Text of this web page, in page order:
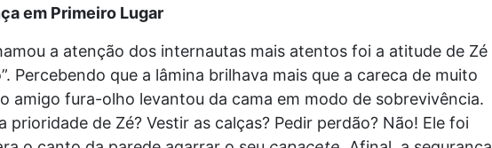
em Primeiro Lugar
a atenção dos internautas mais atentos foi a atitude de Zé
Percebendo que a lâmina brilhava mais que a careca de muito
amigo fura-olho levantou da cama em modo de sobrevivência.
prioridade de Zé? Vestir as calças? Pedir perdão? Não! Ele foi